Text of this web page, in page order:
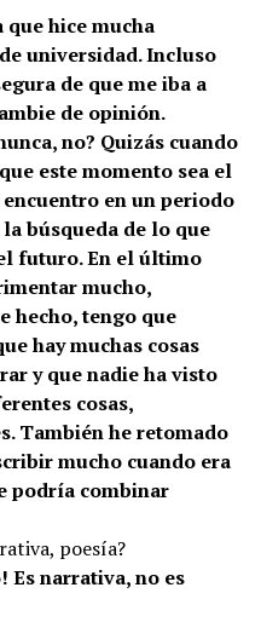
que hice mucha
universidad. Incluso
de que me iba a
de opinión.
no? Quizás cuando
este momento sea el
en un periodo
búsqueda de lo que
futuro. En el último
mucho,
hecho, tengo que
hay muchas cosas
y que nadie ha visto
cosas,
También he retomado
mucho cuando era
podría combinar
poesía?
Es narrativa, no es